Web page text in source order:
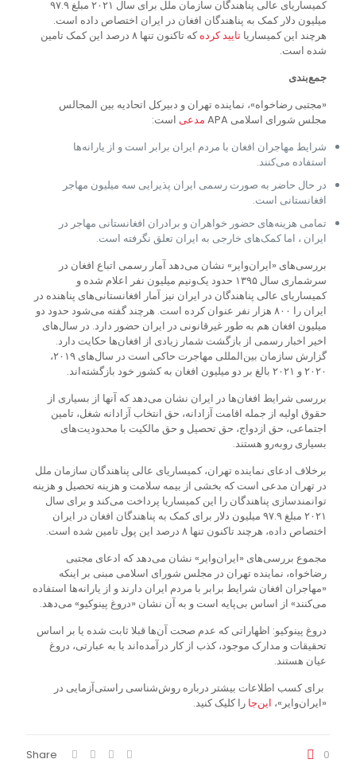
کمیساریای عالی پناهندگان سازمان ملل برای سال ۲۰۲۱ مبلغ ۹۷.۹
میلیون دلار کمک به پناهندگان افغان در ایران اختصاص داده است.
هرچند این کمیساریا تاییدکرده
که تاکنون تنها ۸ درصد این کمک تامین
شده است.
جمع‌بندی
«مجتبی رضاخواه»، نماینده تهران و دبیرکل اتحادیه بین المجالس
مجلس شورای اسلامی APA
مدعیاست:
شرایط مهاجران افغان با مردم ایران برابر است و از یارانه‌ها
استفاده می‌کنند.
در حال حاضر به صورت رسمی ایران پذیرایی سه میلیون مهاجر
افغانستانی است.
تمامی هزینه‌های حضور خواهران و برادران افغانستانی مهاجر در
ایران ، اما کمک‌های خارجی به ایران تعلق نگرفته است.
بررسی‌های «ایران‌وایر» نشان می‌دهد آمار رسمی اتباع افغان در
سرشماری سال ۱۳۹۵ حدود یک‌ونیم میلیون نفر اعلام شده و
کمیساریای عالی پناهندگان در ایران نیز آمار افغانستانی‌های پناهنده در
ایران را ۸۰۰ هزار نفر عنوان کرده است. هرچند گفته می‌شود حدود دو
میلیون افغان هم به طور غیرقانونی در ایران حضور دارد. در سال‌های
اخیر اخبار رسمی از بازگشت شمار زیادی از افغان‌ها حکایت دارد.
گزارش سازمان بین‌المللی مهاجرت حاکی است در سال‌های ۲۰۱۹،
۲۰۲۰ و ۲۰۲۱ بالغ بر دو میلیون افغان به کشور خود بازگشته‌اند.
بررسی شرایط افغان‌ها در ایران نشان می‌دهد که آنها از بسیاری از
حقوق اولیه از جمله اقامت آزادانه، حق انتخاب آزادانه شغل، تامین
اجتماعی، حق ازدواج، حق تحصیل و حق مالکیت با محدودیت‌های
بسیاری روبه‌رو هستند.
برخلاف ادعای نماینده تهران، کمیساریای عالی پناهندگان سازمان ملل
در تهران مدعی است که بخشی از بیمه سلامت و هزینه تحصیل و هزینه
توانمندسازی پناهندگان را این کمیساریا پرداخت می‌کند و برای سال
۲۰۲۱ مبلغ ۹۷.۹ میلیون دلار برای کمک به پناهندگان افغان در ایران
اختصاص داده، هرچند تاکنون تنها ۸ درصد این پول تامین شده است.
مجموع بررسی‌های «ایران‌وایر» نشان می‌دهد که ادعای مجتبی
رضاخواه، نماینده تهران در مجلس شورای اسلامی مبنی بر اینکه
«مهاجران افغان شرایط برابر با مردم ایران دارند و از یارانه‌ها استفاده
می‌کنند» از اساس بی‌پایه است و به آن نشان «دروغ پینوکیو» می‌دهد.
دروغ پینوکیو: اظهاراتی که عدم صحت آن‌ها قبلا ثابت شده یا بر اساس
تحقیقات و مدارک موجود، کذب از کار درآمده‌اند یا به عبارتی، دروغ
عیان هستند.
برای کسب اطلاعات بیشتر درباره روش‌شناسی راستی‌آزمایی در
«ایران‌وایر»، اینجا را کلیک کنید.
Share 0